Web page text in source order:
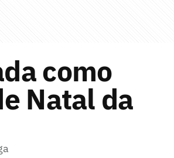
como
Natal da